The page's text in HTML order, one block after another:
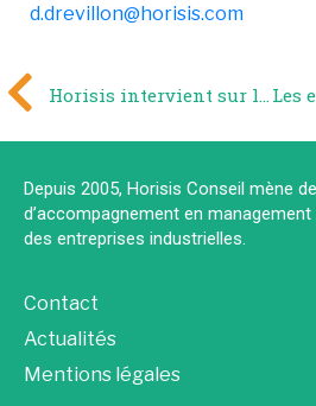
d.drevillon@horisis.com
Horisis intervient sur le salon MIS 2012
Depuis 2005, Horisis Conseil mène
d’accompagnement en
des entreprises industrielles.
Contact
Actualités
Mentions légales